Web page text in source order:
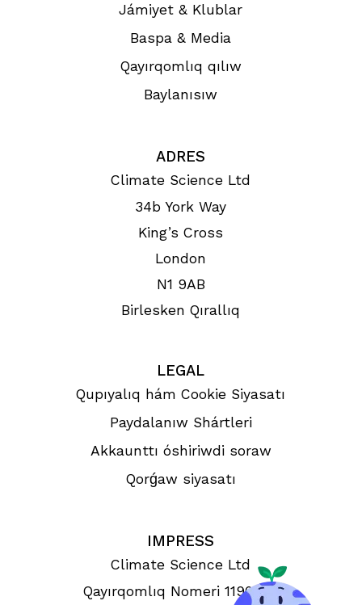
Jámiyet & Klublar
Baspa & Media
Qayırqomlıq qılıw
Baylanısıw
ADRES
Climate Science Ltd
34b York Way
King’s Cross
London
N1 9AB
Birlesken Qırallıq
LEGAL
Qupıyalıq hám Cookie Siyasatı
Paydalanıw Shártleri
Akkaunttı óshiriwdi soraw
Qorǵaw siyasatı
IMPRESS
Climate Science Ltd
Qayırqomlıq Nomeri 1190993